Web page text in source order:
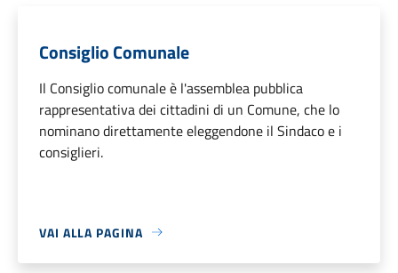
Consiglio Comunale
Il Consiglio comunale è l'assemblea pubblica
rappresentativa dei cittadini di un Comune, che lo
nominano direttamente eleggendone il Sindaco e i
consiglieri.
VAI ALLA PAGINA